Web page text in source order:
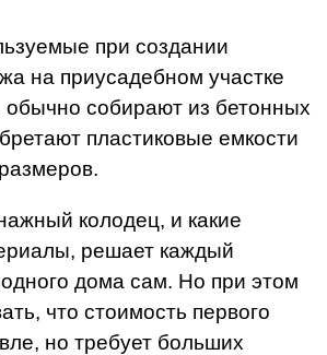
при создании
на приусадебном участке
обычно собирают из бетонных
пластиковые емкости
колодец, и какие
решает каждый
дома сам. Но при этом
что стоимость первого
но требует больших